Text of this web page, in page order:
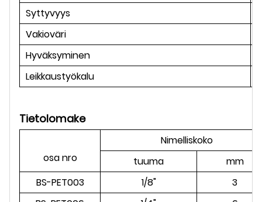
Syttyvyys
Vakioväri
Hyväksyminen
Leikkaustyökalu
Tietolomake
osa nro
Nimelliskoko
tuuma
mm
BS-PET003
1/8"
3